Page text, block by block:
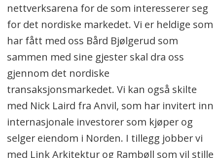
nettverksarena for de som interesserer seg
for det nordiske markedet. Vi er heldige som
har fått med oss Bård Bjølgerud som
sammen med sine gjester skal dra oss
gjennom det nordiske
transaksjonsmarkedet. Vi kan også skilte
med Nick Laird fra Anvil, som har invitert inn
internasjonale investorer som kjøper og
selger eiendom i Norden. I tillegg jobber vi
med Link Arkitektur og Rambøll som vil stille